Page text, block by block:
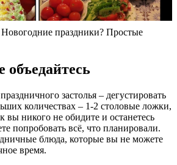
праздники? Простые
объедайтесь
застолья ‒ дегустировать
количествах – 1-2 столовые ложки,
вы никого не обидите и останетесь
попробовать всё, что планировали.
блюда, которые вы не можете
время.